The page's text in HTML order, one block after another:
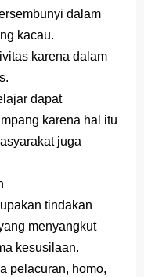
dalam
kacau.
karena dalam
dapat
karena hal itu
juga
tindakan
menyangkut
kesusilaan.
pelacuran, homo,